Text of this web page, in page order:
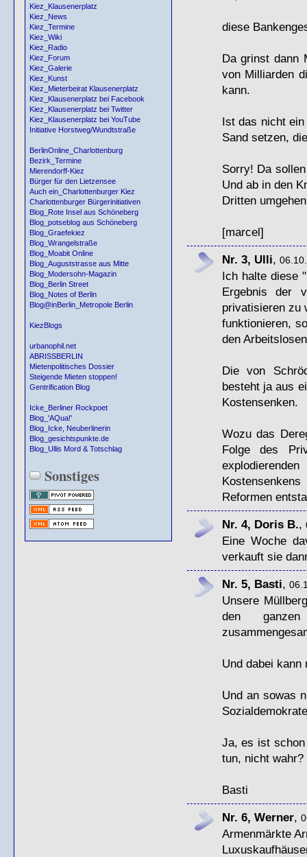
Kiez_Klausenerplatz
Kiez_News
Kiez_Termine
Kiez_Wiki
Kiez_Radio
Kiez_Forum
Kiez_Galerie
Kiez_Kunst
Kiez_Mieterbeirat Klausenerplatz
Kiez_Klausenerplatz bei Facebook
Kiez_Klausenerplatz bei Twitter
Kiez_Klausenerplatz bei YouTube
Initiative Horstweg/Wundtstraße
BerlinOnline_Charlottenburg
Bezirk_Termine
Mierendorff-Kiez
Bürger für den Lietzensee
Auch ein_Charlottenburger Kiez
Charlottenburger Bürgerinitiativen
Blog_Rote Insel aus Schöneberg
Blog_potseblog aus Schöneberg
Blog_Graefekiez
Blog_Wrangelstraße
Blog_Moabit Online
Blog_Auguststrasse aus Mitte
Blog_Modersohn-Magazin
Blog_Berlin Street
Blog_Notes of Berlin
Blog@inBerlin_Metropole Berlin
KiezBlogs
urbanophil.net
ABRISSBERLIN
Mietenpolitisches Dossier
Steigende Mieten stoppen!
Gentrification Blog
Icke_Berliner Rockpoet
Blog_'AQua!'
Blog_Icke, Neuberlinerin
Blog_gesichtspunkte.de
Blog_Ullis Mord & Totschlag
Sonstiges
diese
Da grinst dann
von Milliarden
kann.
Ist das nicht
Sand setzen,
Sorry! Da
Und ab in den
Dritten
[marcel]
Nr. 3, Ulli,
Ich halte diese
Ergebnis der
privatisieren zu
funktionieren,
den
Die von
besteht ja aus
Kostensenken.
Wozu das
Folge des
Reformen
Nr. 4, Doris B.,
Eine Woche
verkauft sie
Nr. 5, Basti,
Unsere
den
Und dabei kann
Und an sowas
Ja, es ist
tun, nicht wahr?
Basti
Nr. 6, Werner,
Armenmärkte